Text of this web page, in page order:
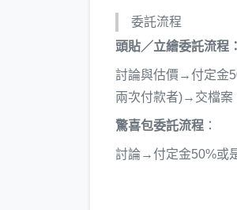
委託流程
頭貼／立繪委託流程：
討論與估價→付定金
兩次付款者)→交檔案
驚喜包委託流程 ：
討論→付定金50%或